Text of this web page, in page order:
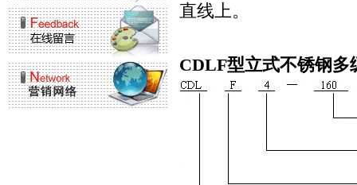
直线上。
CDLF型立式不锈钢多